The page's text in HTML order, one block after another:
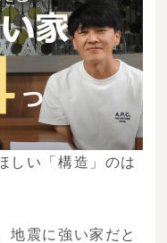
しい「構造」のは
地震に強い家だと